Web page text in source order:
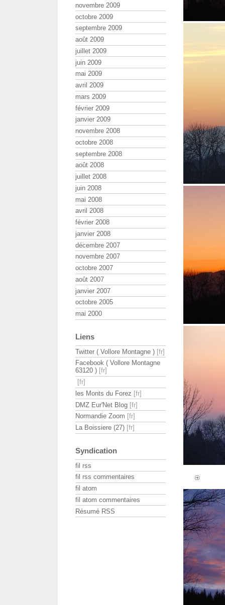
novembre 2009
octobre 2009
septembre 2009
août 2009
juillet 2009
juin 2009
mai 2009
avril 2009
mars 2009
février 2009
janvier 2009
novembre 2008
octobre 2008
septembre 2008
août 2008
juillet 2008
juin 2008
mai 2008
avril 2008
février 2008
janvier 2008
décembre 2007
novembre 2007
octobre 2007
août 2007
janvier 2007
octobre 2005
mai 2000
Liens
Twitter ( Vollore Montagne )
Facebook ( Vollore Montagne
63120 )
les Monts du Forez
DMZ Eur'Net Blog
Normandie Zoom
La Boissiere (27)
Syndication
fil rss
fil rss commentaires
fil atom
fil atom commentaires
Résumé RSS